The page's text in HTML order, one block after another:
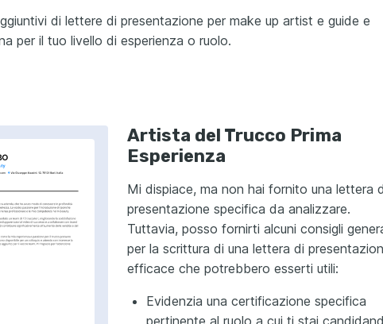
di lettere di presentazione per make up artist e guide e
per il tuo livello di esperienza o ruolo.
Artista del Trucco Prima
Esperienza
Mi dispiace, ma non hai fornito una lettera
presentazione specifica da analizzare.
Tuttavia, posso fornirti alcuni consigli
per la scrittura di una lettera di
efficace che potrebbero esserti utili:
Evidenzia una certificazione specifica